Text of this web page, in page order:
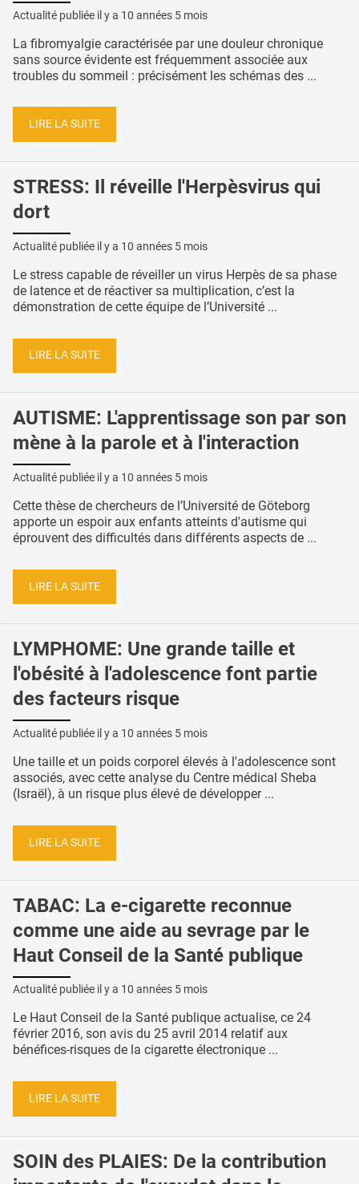
Actualité publiée il y a 10 années 5 mois
La fibromyalgie caractérisée par une douleur chronique
sans source évidente est fréquemment associée aux
troubles du sommeil : précisément les schémas des ...
LIRE LA SUITE
STRESS: Il réveille l'Herpèsvirus qui
dort
Actualité publiée il y a 10 années 5 mois
Le stress capable de réveiller un virus Herpès de sa phase
de latence et de réactiver sa multiplication, c’est la
démonstration de cette équipe de l’Université ...
LIRE LA SUITE
AUTISME: L'apprentissage son par son
mène à la parole et à l'interaction
Actualité publiée il y a 10 années 5 mois
Cette thèse de chercheurs de l’Université de Göteborg
apporte un espoir aux enfants atteints d'autisme qui
éprouvent des difficultés dans différents aspects de ...
LIRE LA SUITE
LYMPHOME: Une grande taille et
l'obésité à l'adolescence font partie
des facteurs risque
Actualité publiée il y a 10 années 5 mois
Une taille et un poids corporel élevés à l'adolescence sont
associés, avec cette analyse du Centre médical Sheba
(Israël), à un risque plus élevé de développer ...
LIRE LA SUITE
TABAC: La e-cigarette reconnue
comme une aide au sevrage par le
Haut Conseil de la Santé publique
Actualité publiée il y a 10 années 5 mois
Le Haut Conseil de la Santé publique actualise, ce 24
février 2016, son avis du 25 avril 2014 relatif aux
bénéfices-risques de la cigarette électronique ...
LIRE LA SUITE
SOIN des PLAIES: De la contribution